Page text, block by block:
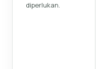
diperlukan.